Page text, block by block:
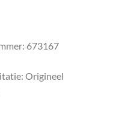
673167
Origineel